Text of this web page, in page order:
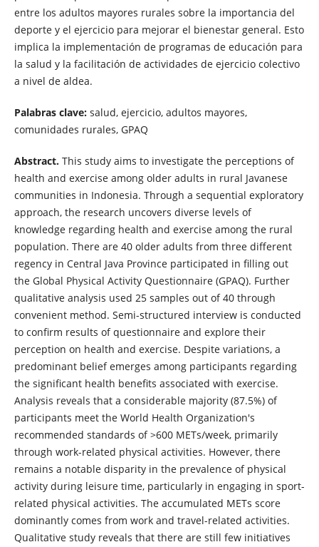
entre los adultos mayores rurales sobre la importancia del
deporte y el ejercicio para mejorar el bienestar general. Esto
implica la implementación de programas de educación para
la salud y la facilitación de actividades de ejercicio colectivo
a nivel de aldea.
Palabras clave:salud, ejercicio, adultos mayores,
comunidades rurales, GPAQ
Abstract.This study aims to investigate the perceptions of
health and exercise among older adults in rural Javanese
communities in Indonesia. Through a sequential exploratory
approach, the research uncovers diverse levels of
knowledge regarding health and exercise among the rural
population. There are 40 older adults from three different
regency in Central Java Province participated in filling out
the Global Physical Activity Questionnaire (GPAQ). Further
qualitative analysis used 25 samples out of 40 through
convenient method. Semi-structured interview is conducted
to confirm results of questionnaire and explore their
perception on health and exercise. Despite variations, a
predominant belief emerges among participants regarding
the significant health benefits associated with exercise.
Analysis reveals that a considerable majority (87.5%) of
participants meet the World Health Organization's
recommended standards of >600 METs/week, primarily
through work-related physical activities. However, there
remains a notable disparity in the prevalence of physical
activity during leisure time, particularly in engaging in sport-
related physical activities. The accumulated METs score
dominantly comes from work and travel-related activities.
Qualitative study reveals that there are still few initiatives